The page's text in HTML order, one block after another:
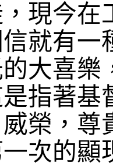
現今在
就有一
大喜樂
指著基
榮，尊
次的顯